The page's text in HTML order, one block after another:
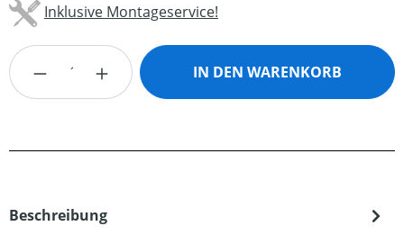
Inklusive Montageservice!
Produkt Anzahl: Gib den gewünschten
IN DEN WARENKORB
Beschreibung